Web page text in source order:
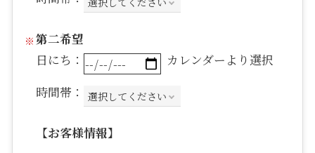
第二希望
日にち：
カレンダーより選択
時間帯：
【お客様情報】